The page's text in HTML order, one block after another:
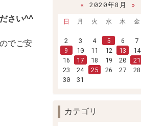
さい^^
でご安
« 2020年8月
»
日
月 火 水 木 金
2
3 4 5 6 7
9
10 11 12 13 14
16
17 18 19 20 21
23
24 25 26 27 28
30
31
カテゴリ